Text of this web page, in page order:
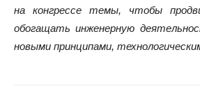
на конгрессе темы, чтобы
обогащать инженерную
новыми принципами,